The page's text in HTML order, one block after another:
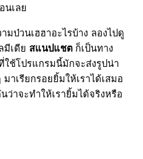
นเลย
มป่วนเฮฮาอะไรบ้าง ลองไปดู
มีเดีย สแนปแชต ก็เป็นทาง
ใช้โปรแกรมนี้มักจะส่งรูปน่า
าเรียกรอยยิ้มให้เราได้เสมอ
ว่าจะทำให้เรายิ้มได้จริงหรือ